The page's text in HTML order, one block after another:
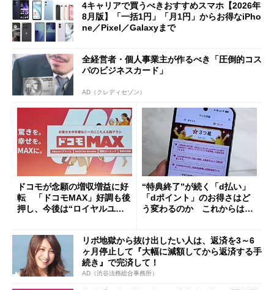
4キャリアで買うべきおすすめスマホ【2026年
8月版】「一括1円」「月1円」からお得なiPho
ne／Pixel／Galaxyまで
全経営者・個人事業主が作るべき「圧倒的コス
パのビジネスカード」
AD（クレディセゾン）
ドコモが念願の増収増益に好
転 「ドコモMAX」好調も後
押し、今後は“ロイヤルユー
“特典終了”が続く「d払い」
「dポイント」のお得さはど
う変わるのか これからは
リボ地獄から抜け出したい人は、返済を3～6
ヶ月停止して『大幅に減額してから返済する手
続き』で完済して！
AD（渋谷法務総合事務所）